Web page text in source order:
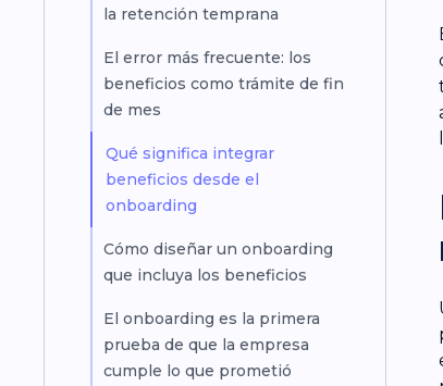
la retención temprana
El error más frecuente: los
beneficios como trámite de fin
de mes
Qué significa integrar
beneficios desde el
onboarding
Cómo diseñar un onboarding
que incluya los beneficios
El onboarding es la primera
prueba de que la empresa
cumple lo que prometió